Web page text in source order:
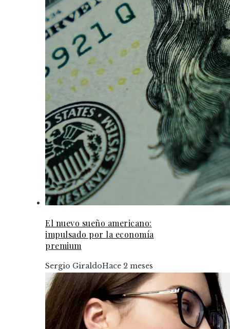
El nuevo sueño americano:
impulsado por la economía
premium
Sergio GiraldoHace 2 meses